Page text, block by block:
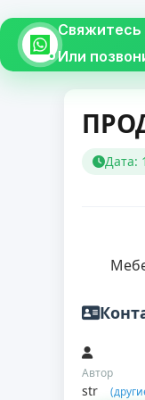
Свяжитесь
Или
Дата:
Автор
str